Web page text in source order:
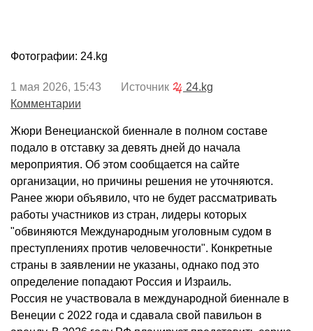
Фотографии: 24.kg
1 мая 2026, 15:43 Источник
24.kg
Комментарии
Жюри Венецианской биеннале в полном составе
подало в отставку за девять дней до начала
мероприятия. Об этом сообщается на сайте
организации, но причины решения не уточняются.
Ранее жюри объявило, что не будет рассматривать
работы участников из стран, лидеры которых
"обвиняются Международным уголовным судом в
преступлениях против человечности". Конкретные
страны в заявлении не указаны, однако под это
определение попадают Россия и Израиль.
Россия не участвовала в международной биеннале в
Венеции с 2022 года и сдавала свой павильон в